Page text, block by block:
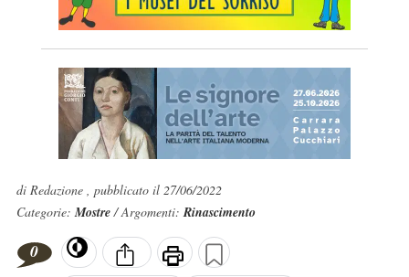
di Redazione , pubblicato il 27/06/2022
Categorie:Mostre/ Argomenti:Rinascimento
0